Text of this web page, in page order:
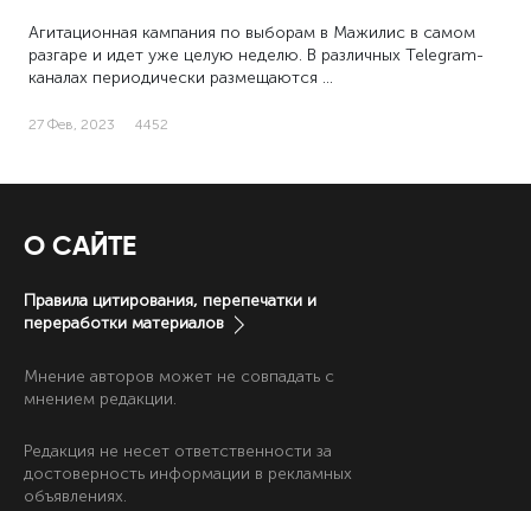
Агитационная кампания по выборам в Мажилис в самом
разгаре и идет уже целую неделю. В различных Telegram-
каналах периодически размещаются …
27 Фев, 2023 4452
О САЙТЕ
Правила цитирования, перепечатки и
переработки материалов
Мнение авторов может не совпадать с
мнением редакции.
Редакция не несет ответственности за
достоверность информации в рекламных
объявлениях.